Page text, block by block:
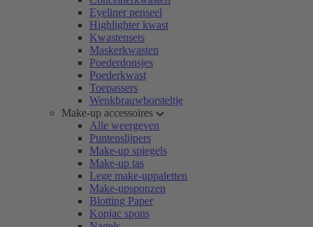
Eyeliner penseel
Highlighter kwast
Kwastensets
Maskerkwasten
Poederdonsjes
Poederkwast
Toepassers
Wenkbrauwborsteltje
Make-up accessoires
Alle weergeven
Puntenslijpers
Make-up spiegels
Make-up tas
Lege make-uppaletten
Make-upsponzen
Blotting Paper
Konjac spons